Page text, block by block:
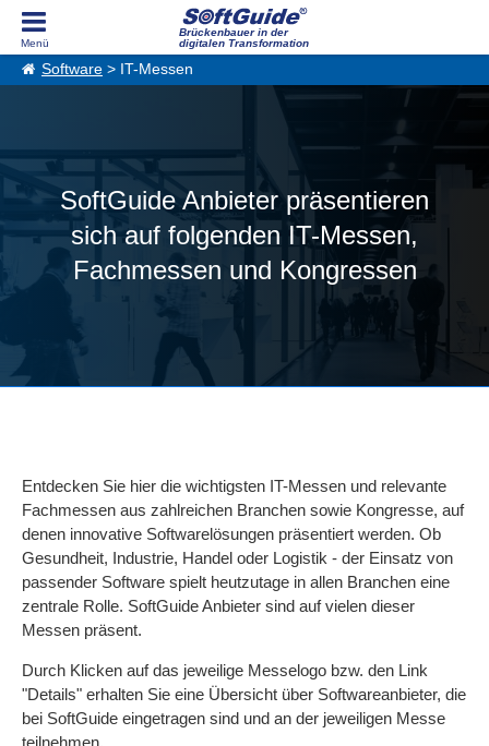
Brückenbauer in der
digitalen Transformation
Software > IT-Messen
SoftGuide Anbieter präsentieren
sich auf folgenden IT-Messen,
Fachmessen und Kongressen
Entdecken Sie hier die wichtigsten IT-Messen und relevante
Fachmessen aus zahlreichen Branchen sowie Kongresse, auf
denen innovative Softwarelösungen präsentiert werden. Ob
Gesundheit, Industrie, Handel oder Logistik - der Einsatz von
passender Software spielt heutzutage in allen Branchen eine
zentrale Rolle. SoftGuide Anbieter sind auf vielen dieser
Messen präsent.
Durch Klicken auf das jeweilige Messelogo bzw. den Link
"Details" erhalten Sie eine Übersicht über Softwareanbieter, die
bei SoftGuide eingetragen sind und an der jeweiligen Messe
teilnehmen.